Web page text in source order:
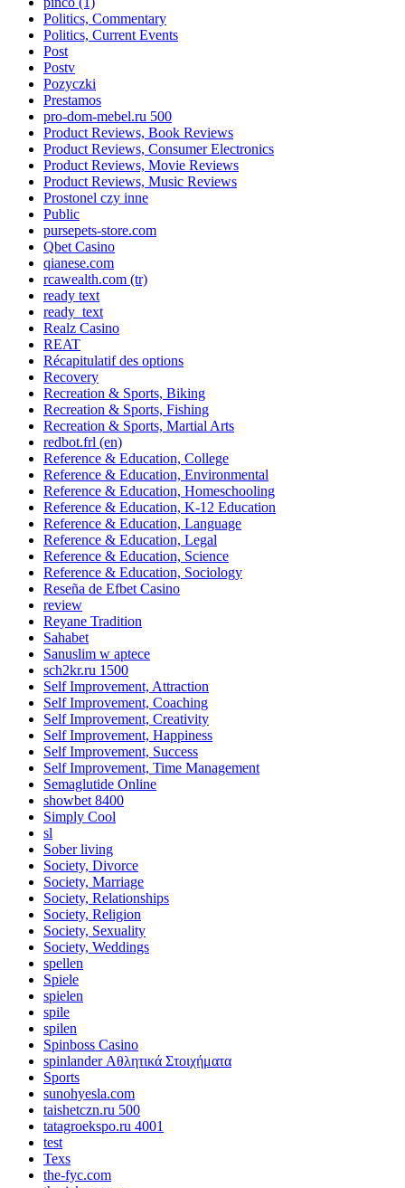
Politics, Commentary
Politics, Current Events
Post
Postv
Pozyczki
Prestamos
pro-dom-mebel.ru 500
Product Reviews, Book Reviews
Product Reviews, Consumer Electronics
Product Reviews, Movie Reviews
Product Reviews, Music Reviews
Prostonel czy inne
Public
pursepets-store.com
Qbet Casino
qianese.com
rcawealth.com (tr)
ready text
ready_text
Realz Casino
REAT
Récapitulatif des options
Recovery
Recreation & Sports, Biking
Recreation & Sports, Fishing
Recreation & Sports, Martial Arts
redbot.frl (en)
Reference & Education, College
Reference & Education, Environmental
Reference & Education, Homeschooling
Reference & Education, K-12 Education
Reference & Education, Language
Reference & Education, Legal
Reference & Education, Science
Reference & Education, Sociology
Reseña de Efbet Casino
review
Reyane Tradition
Sahabet
Sanuslim w aptece
sch2kr.ru 1500
Self Improvement, Attraction
Self Improvement, Coaching
Self Improvement, Creativity
Self Improvement, Happiness
Self Improvement, Success
Self Improvement, Time Management
Semaglutide Online
showbet 8400
Simply Cool
sl
Sober living
Society, Divorce
Society, Marriage
Society, Relationships
Society, Religion
Society, Sexuality
Society, Weddings
spellen
Spiele
spielen
spile
spilen
Spinboss Casino
spinlander Αθλητικά Στοιχήματα
Sports
sunohyesla.com
taishetczn.ru 500
tatagroekspo.ru 4001
test
Texs
the-fyc.com